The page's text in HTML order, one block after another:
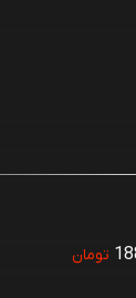
تومان